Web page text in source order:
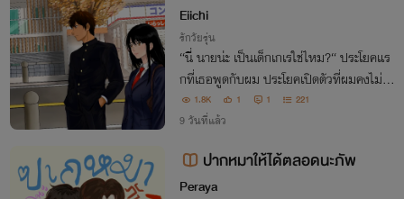
นอีกครั้งได้ไหมนะ
Eiichi
รักวัยรุ่น
“นี่ นายน่ะ เป็นเด็กเกเรใช่ไหม?“ ประโยคแร
กที่เธอพูดกับผม ประโยคเปิดตัวที่ผมคงไม่มี
วันลืม...
1.8K 1 1 221
9 วันที่แล้ว
ปากหมาให้ได้ตลอดนะภัพ
Peraya